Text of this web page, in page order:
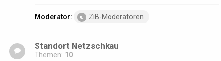
Moderator: ZiB-Moderatoren
Standort Netzschkau
Themen: 10